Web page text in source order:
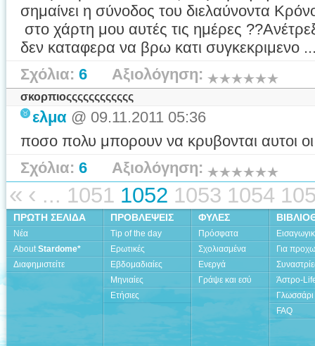
σημαίνει η σύνοδος του διελαύνοντα
στο χάρτη μου αυτές τις ημέρες
δεν καταφερα να βρω κατι συγκεκριμενο
Σχόλια: 6 Αξιολόγηση:
σκορπιοςςςςςςςςςςςς
ελμα @ 09.11.2011 05:36
ποσο πολυ μπορουν να κρυβονται αυτοι
Σχόλια: 6 Αξιολόγηση:
« ‹ ... 1051 1052 1053 1054
ΠΡΩΤΗ ΣΕΛΙΔΑ
Νέα
AboutStardome*
Διαφημιστείτε
ΠΡΟΒΛΕΨΕΙΣ
Tip of the day
Ερωτικές
Εβδομαδιαίες
Μηνιαίες
Ετήσιες
ΦΥΛΕΣ
Πρόσφατα
Σχολιασμένα
Ενεργά
Γράψε και εσύ
Για
Άστρο-
Γλωσσάρι
FAQ